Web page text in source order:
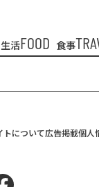
生活FOOD 食事
トについて広告掲載個人